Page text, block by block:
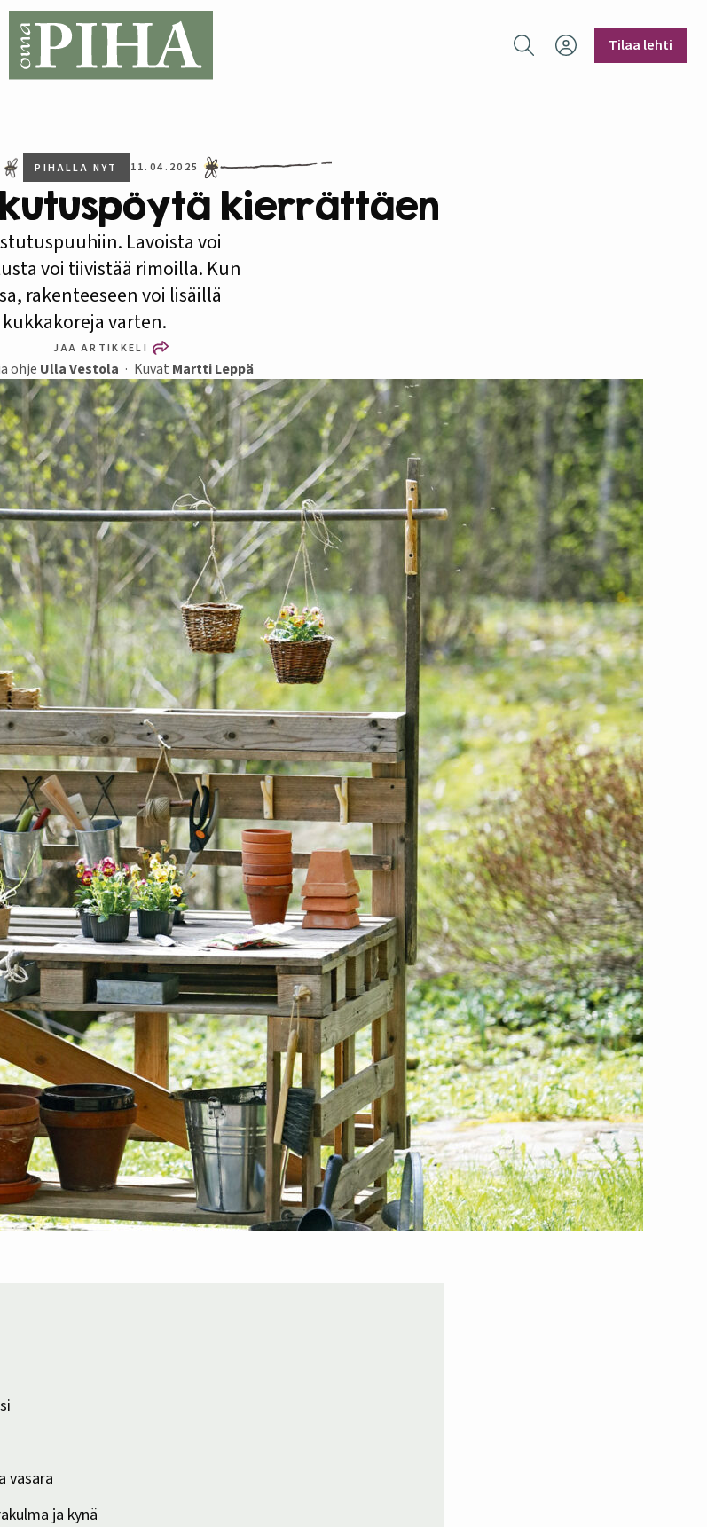
Hae sivustolta
Tilaa lehti
PIHALLA NYT 11.04.2025
kierrättäen
Lavoista voi
voi tiivistää rimoilla. Kun
rakenteeseen voi lisäillä
varten.
JAA ARTIKKELI
ohje Ulla Vestola Kuvat Martti Leppä
vasara
ja kynä